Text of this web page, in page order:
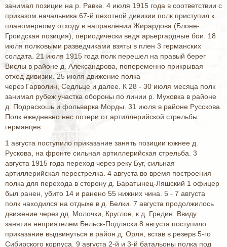
занимал позиции на р. Равке. 4 июля 1915 года в соответствии с
приказом начальника 67-й пехотной дивизии полк приступил к
планомерному отходу в направлении Жирардова (Блоне-
Гроидская позиция), периодически ведя арьергардные бои. 18
июля полковыми разведчиками взяты в плен 3 германских
солдата. 21 июля 1915 года полк перешел на правый берег
Вислы в районе д. Александрова, попеременно прикрывая
отход дивизии. 25 июля движение полка
через Гарволин, Седльце и далее. К 28 - 30 июля месяца полк
занимал рубеж участка обороны по линии р. Муховка в районе
д. Подраскошь и фольварка Морды. 31 июля в районе Русскова.
Полк ежедневно нес потери от артиллерийской стрельбы
германцев.
1 августа поступило приказание занять позиции южнее д.
Рускова, на фронте сильная артиллерийская стрельба. 3
августа 1915 года переход через реку Буг, сильная
артиллерийская перестрелка. 4 августа во время построения
полка для перехода в сторону д. Баратынец-Ляшский 1 офицер
был ранен, убито 14 и ранено 55 нижних чина. 5 - 7 августа
полк находился на отдыхе в д. Белки. 7 августа продолжилось
движение через дд. Молочки, Круглое, к д. Гредин. Ввиду
занятия неприятелем Бельск-Подляски 8 августа поступило
приказание выдвинуться в район д. Орля, встав в резерв 5-го
Сибирского корпуса. 9 августа 2-й и 3-й батальоны полка под